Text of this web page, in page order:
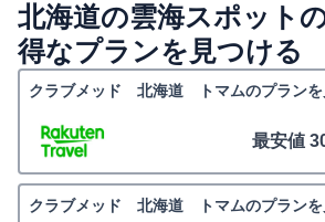
北海道の雲海スポット
得なプランを見つける
クラブメッド 北海道 トマムのプランを
最安値
クラブメッド 北海道 トマムのプランを